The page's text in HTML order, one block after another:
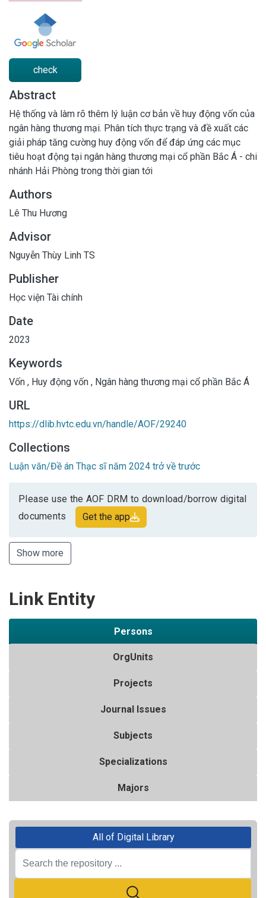
check
Abstract
Hệ thống và làm rõ thêm lý luận cơ bản về huy động vốn của
ngân hàng thương mại. Phân tích thực trạng và đề xuất các
giải pháp tăng cường huy động vốn để đáp ứng các mục
tiêu hoạt động tại ngân hàng thương mại cổ phần Bắc Á - chi
nhánh Hải Phòng trong thời gian tới
Authors
Lê Thu Hương
Advisor
Nguyễn Thùy Linh TS
Publisher
Học viện Tài chính
Date
2023
Keywords
Vốn , Huy động vốn , Ngân hàng thương mại cổ phần Bắc Á
URL
https://dlib.hvtc.edu.vn/handle/AOF/29240
Collections
Luận văn/Đề án Thạc sĩ năm 2024 trở về trước
Please use the AOF DRM to download/borrow digital
documents
Get the app
Show more
Link Entity
Persons
OrgUnits
Projects
Journal Issues
Subjects
Specializations
Majors
All of Digital Library